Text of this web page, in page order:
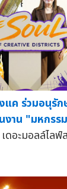
งแค ร่วมอนุ
าน "มหกรร
อะมอลล์ไลฟ์